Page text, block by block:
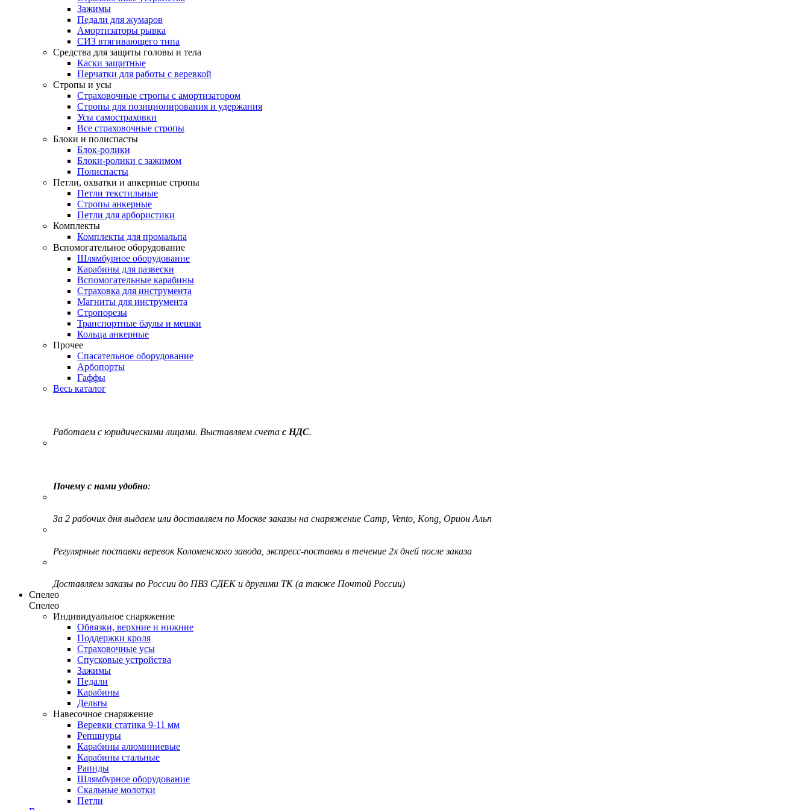
Зажимы
Педали для жумаров
Амортизаторы рывка
СИЗ втягивающего типа
Средства для защиты головы и тела
Каски защитные
Перчатки для работы с веревкой
Стропы и усы
Страховочные стропы с амортизатором
Стропы для позиционирования и удержания
Усы самостраховки
Все страховочные стропы
Блоки и полиспасты
Блок-ролики
Блоки-ролики с зажимом
Полиспасты
Петли, охватки и анкерные стропы
Петли текстильные
Стропы анкерные
Петли для арбористики
Комплекты
Комплекты для промальпа
Вспомогательное оборудование
Шлямбурное оборудование
Карабины для развески
Вспомогательные карабины
Страховка для инструмента
Магниты для инструмента
Стропорезы
Транспортные баулы и мешки
Кольца анкерные
Прочее
Спасательное оборудование
Арбопорты
Гаффы
Весь каталог
Работаем с юридическими лицами. Выставляем счета с НДС.
Почему с нами удобно:
За 2 рабочих дня выдаем или доставляем по Москве заказы на снаряжение Camp, Vento, Kong, Орион Альп
Регулярные поставки веревок Коломенского завода, экспресс-поставки в течение 2х дней после заказа
Доставляем заказы по России до ПВЗ СДЕК и другими ТК (а также Почтой России)
Спелео
Спелео
Индивидуальное снаряжение
Обвязки, верхние и нижние
Поддержки кроля
Страховочные усы
Спусковые устройства
Зажимы
Педали
Карабины
Дельты
Навесочное снаряжение
Веревки статика 9-11 мм
Репшнуры
Карабины алюминиевые
Карабины стальные
Рапиды
Шлямбурное оборудование
Скальные молотки
Петли